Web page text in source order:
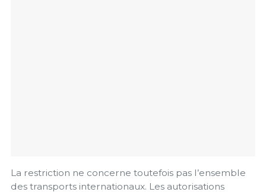
La restriction ne concerne toutefois pas l’ensemble
des transports internationaux. Les autorisations